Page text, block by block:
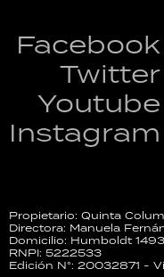
Facebook
Twitter
Youtube
Instagram
Propietario: Quinta
Directora: Manuela
Domicilio: Humboldt
RNPI: 5222533
Edición N°: 20032871 -